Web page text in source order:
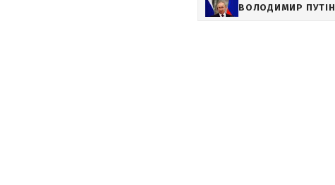
ВОЛОДИМИР ПУТІН